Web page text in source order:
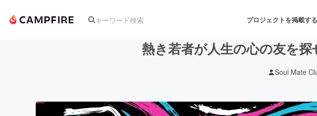
プロジェクトを掲載す
熱き若者が人生の心の友を
Soul Mate